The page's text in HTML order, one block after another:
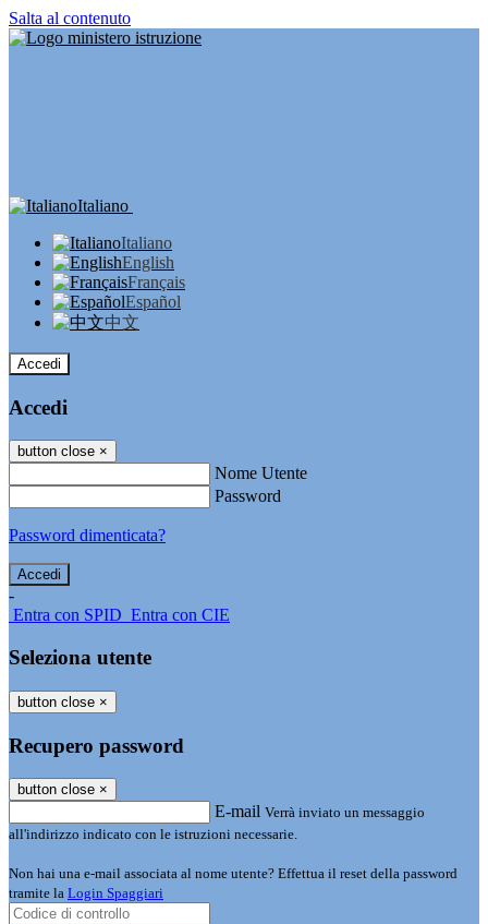
Salta al contenuto
Italiano
Italiano
English
Français
Español
中文
Accedi
Accedi
button close ×
Nome Utente
Password
Password dimenticata?
-
Entra con SPID Entra con CIE
Seleziona utente
button close ×
Recupero password
button close ×
E-mail Verrà inviato un messaggio
all'indirizzo indicato con le istruzioni necessarie.
Non hai una e-mail associata al nome utente? Effettua il reset della password
tramite la Login Spaggiari